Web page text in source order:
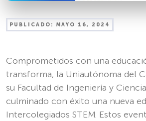
PUBLICADO: MAYO 16, 2024
Comprometidos con una
transforma, la Uniautónoma del
su Facultad de Ingeniería y
culminado con éxito una nueva
Intercolegiados STEM. Estos